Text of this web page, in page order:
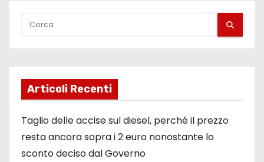
Articoli Recenti
Taglio delle accise sul diesel, perché il prezzo
resta ancora sopra i 2 euro nonostante lo
sconto deciso dal Governo